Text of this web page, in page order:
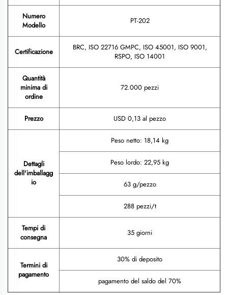
Numero
Modello
PT-202
Certificazione
BRC, ISO 22716 GMPC, ISO 45001, ISO 9001,
RSPO, ISO 14001
Quantità
minima di
ordine
72.000 pezzi
Prezzo USD 0,13 al pezzo
Dettagli
dell'imballagg
io
Peso netto: 18,14 kg
Peso lordo: 22,95 kg
63 g/pezzo
288 pezzi/t
Tempi di
consegna
35 giorni
Termini di
pagamento
30% di deposito
pagamento del saldo del 70%